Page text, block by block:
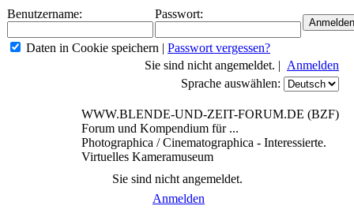
Benutzername: Passwort:
Daten in Cookie speichern | Passwort vergessen?
Sie sind nicht angemeldet. | Anmelden
Sprache auswählen:
WWW.BLENDE-UND-ZEIT-FORUM.DE (BZF)
Forum und Kompendium für ...
Photographica / Cinematographica - Interessierte.
Virtuelles Kameramuseum
Sie sind nicht angemeldet.
Anmelden